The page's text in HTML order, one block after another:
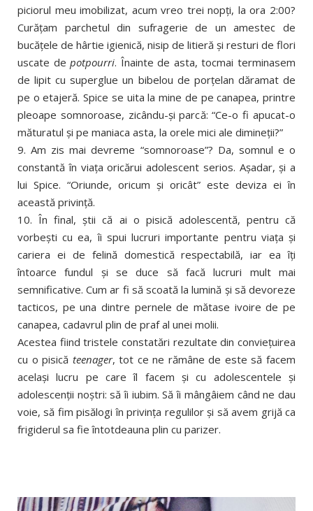
piciorul meu imobilizat, acum vreo trei nopţi, la ora 2:00?
Curăţam parchetul din sufragerie de un amestec de
bucăţele de hârtie igienică, nisip de litieră şi resturi de flori
uscate depotpourri. Înainte de asta, tocmai terminasem
de lipit cu superglue un bibelou de porţelan dăramat de
pe o etajeră. Spice se uita la mine de pe canapea, printre
pleoape somnoroase, zicându-şi parcă: “Ce-o fi apucat-o
măturatul şi pe maniaca asta, la orele mici ale dimineţii?”
9. Am zis mai devreme “somnoroase”? Da, somnul e o
constantă în viaţa oricărui adolescent serios. Aşadar, şi a
lui Spice. “Oriunde, oricum şi oricât” este deviza ei în
această privinţă.
10. În final, ştii că ai o pisică adolescentă, pentru că
vorbeşti cu ea, îi spui lucruri importante pentru viaţa şi
cariera ei de felină domestică respectabilă, iar ea îţi
întoarce fundul şi se duce să facă lucruri mult mai
semnificative. Cum ar fi să scoată la lumină şi să devoreze
tacticos, pe una dintre pernele de mătase ivoire de pe
canapea, cadavrul plin de praf al unei molii.
Acestea fiind tristele constatări rezultate din convieţuirea
cu o pisică teenager, tot ce ne rămâne de este să facem
acelaşi lucru pe care îl facem şi cu adolescentele şi
adolescenţii noştri: să îi iubim. Să îi mângâiem când ne dau
voie, să fim pisălogi în privinţa regulilor şi să avem grijă ca
frigiderul sa fie întotdeauna plin cu parizer.